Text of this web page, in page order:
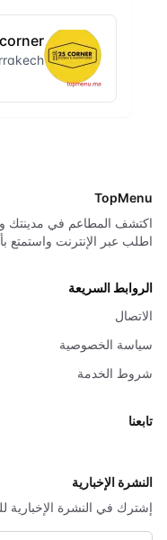
TopMenu
اطلب عبر الإنترنت واستمتع
الروابط السريعة
الاتصال
سياسة الخصوصية
شروط الخدمة
تابعنا
النشرة الإخبارية
إشترك في النشرة الإخبارية